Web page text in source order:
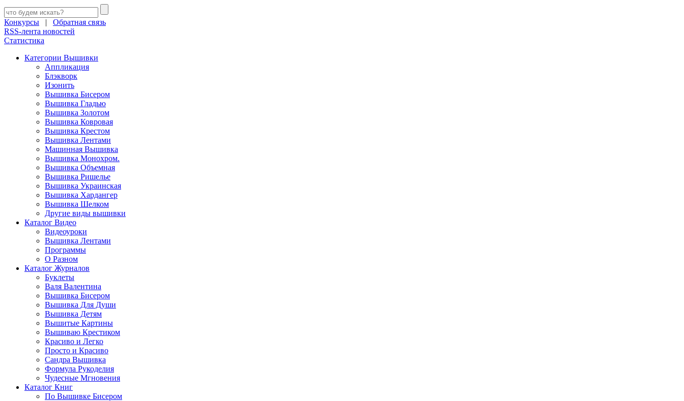
Конкурсы | Обратная связь
RSS-лента новостей
Статистика
Категории Вышивки
Аппликация
Блэкворк
Изонить
Вышивка Бисером
Вышивка Гладью
Вышивка Золотом
Вышивка Ковровая
Вышивка Крестом
Вышивка Лентами
Машинная Вышивка
Вышивка Монохром.
Вышивка Объемная
Вышивка Ришелье
Вышивка Украинская
Вышивка Хардангер
Вышивка Шелком
Другие виды вышивки
Каталог Видео
Видеоуроки
Вышивка Лентами
Программы
О Разном
Каталог Журналов
Буклеты
Валя Валентина
Вышивка Бисером
Вышивка Для Души
Вышивка Детям
Вышитые Картины
Вышиваю Крестиком
Красиво и Легко
Просто и Красиво
Сандра Вышивка
Формула Рукоделия
Чудесные Мгновения
Каталог Книг
По Вышивке Бисером